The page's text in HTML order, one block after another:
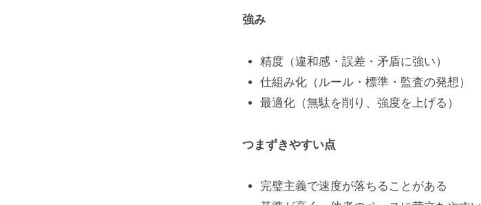
強み
精度（違和感・誤差・矛盾に強い）
仕組み化（ルール・標準・監査の発想）
最適化（無駄を削り、強度を上げる）
つまずきやすい点
完璧主義で速度が落ちることがある